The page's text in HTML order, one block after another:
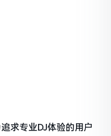
求专业DJ体验的用户